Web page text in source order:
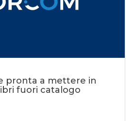
pronta a mettere in
fuori catalogo